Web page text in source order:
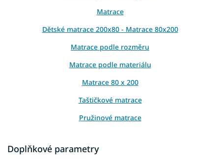
Matrace
Dětské matrace 200x80 - Matrace 80x200
Matrace podle rozměru
Matrace podle materiálu
Matrace 80 x 200
Taštičkové matrace
Pružinové matrace
Matrace podle nosnosti
Doplňkové parametry